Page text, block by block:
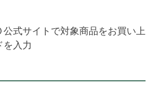
式サイトで対象商品をお買い上
を入力